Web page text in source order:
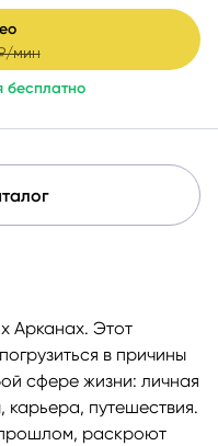
мин
Арканах. Этот
в причины
сфере жизни: личная
путешествия.